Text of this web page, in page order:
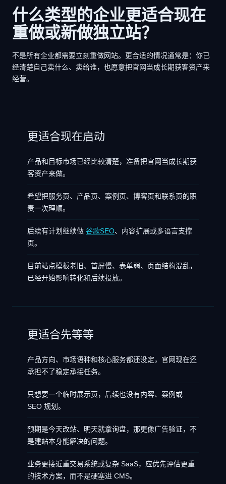
什么类型的企业更适合现在
重做或新做独立站？
不是所有企业都需要立刻重做网站。更合适的情况通常是：你已
经清楚自己卖什么、卖给谁，也愿意把官网当成长期获客资产来
经营。
更适合现在启动
产品和目标市场已经比较清楚，准备把官网当成长期获
客资产来做。
希望把服务页、产品页、案例页、博客页和联系页的职
责一次理顺。
后续有计划继续做 谷歌SEO、内容扩展或多语言支撑
页。
目前站点模板老旧、首屏慢、表单弱、页面结构混乱，
已经开始影响转化和后续投放。
更适合先等等
产品方向、市场语种和核心服务都还没定，官网现在还
承担不了稳定承接任务。
只想要一个临时展示页，后续也没有内容、案例或
SEO 规划。
预期是今天改站、明天就拿询盘，那更像广告验证，不
是建站本身能解决的问题。
业务更接近重交易系统或复杂 SaaS，应优先评估更重
的技术方案，而不是硬塞进 CMS。